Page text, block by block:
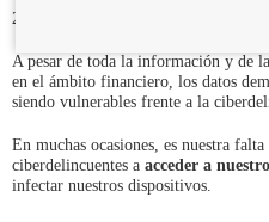
25/04/2024
A pesar de toda la información y de
en el ámbito financiero, los datos
siendo vulnerables frente a la
En muchas ocasiones, es nuestra
ciberdelincuentes a acceder a
infectar nuestros dispositivos.